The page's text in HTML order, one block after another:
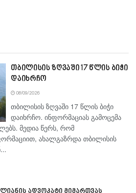
თბილისის ზღვაში 17 წლის ბიჭი
დაიხრჩო
08/09/2026
თბილისის ზღვაში 17 წლის ბიჭი
დაიხრჩო. ინფორმაციას გამოცემა
მედია წერს, რომ
ახალგაზრდა თბილისის
ადვოკატი მიმართვას